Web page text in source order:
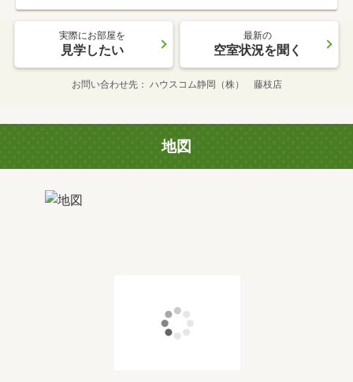
実際にお部屋を
見学したい
最新の
空室状況を聞く
お問い合わせ先 ハウスコム静岡（株） 藤枝店
地図